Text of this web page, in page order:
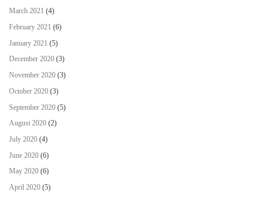
March 2021 (4)
February 2021 (6)
January 2021 (5)
December 2020 (3)
November 2020 (3)
October 2020 (3)
September 2020 (5)
August 2020 (2)
July 2020 (4)
June 2020 (6)
May 2020 (6)
April 2020 (5)